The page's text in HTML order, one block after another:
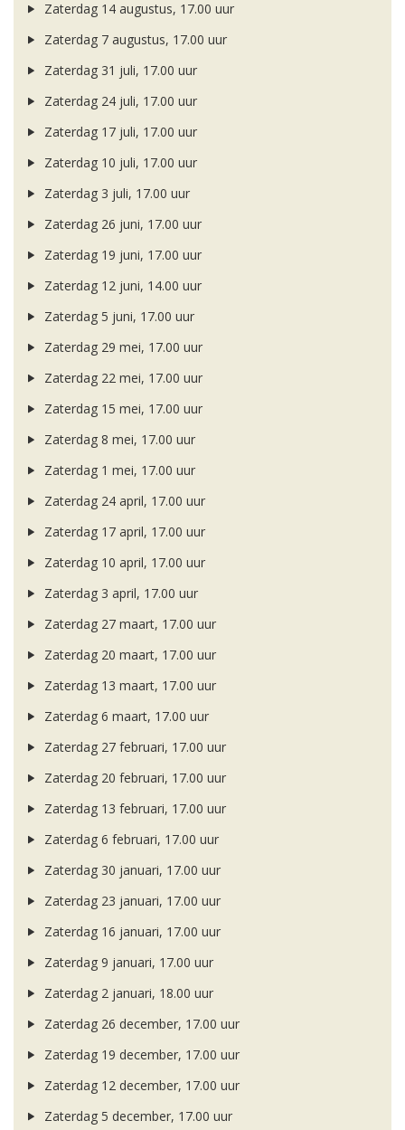
Zaterdag 14 augustus, 17.00 uur
Zaterdag 7 augustus, 17.00 uur
Zaterdag 31 juli, 17.00 uur
Zaterdag 24 juli, 17.00 uur
Zaterdag 17 juli, 17.00 uur
Zaterdag 10 juli, 17.00 uur
Zaterdag 3 juli, 17.00 uur
Zaterdag 26 juni, 17.00 uur
Zaterdag 19 juni, 17.00 uur
Zaterdag 12 juni, 14.00 uur
Zaterdag 5 juni, 17.00 uur
Zaterdag 29 mei, 17.00 uur
Zaterdag 22 mei, 17.00 uur
Zaterdag 15 mei, 17.00 uur
Zaterdag 8 mei, 17.00 uur
Zaterdag 1 mei, 17.00 uur
Zaterdag 24 april, 17.00 uur
Zaterdag 17 april, 17.00 uur
Zaterdag 10 april, 17.00 uur
Zaterdag 3 april, 17.00 uur
Zaterdag 27 maart, 17.00 uur
Zaterdag 20 maart, 17.00 uur
Zaterdag 13 maart, 17.00 uur
Zaterdag 6 maart, 17.00 uur
Zaterdag 27 februari, 17.00 uur
Zaterdag 20 februari, 17.00 uur
Zaterdag 13 februari, 17.00 uur
Zaterdag 6 februari, 17.00 uur
Zaterdag 30 januari, 17.00 uur
Zaterdag 23 januari, 17.00 uur
Zaterdag 16 januari, 17.00 uur
Zaterdag 9 januari, 17.00 uur
Zaterdag 2 januari, 18.00 uur
Zaterdag 26 december, 17.00 uur
Zaterdag 19 december, 17.00 uur
Zaterdag 12 december, 17.00 uur
Zaterdag 5 december, 17.00 uur